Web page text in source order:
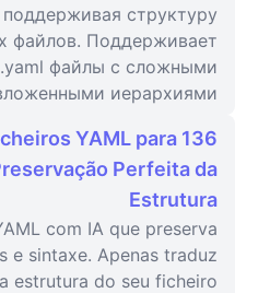
структуру
файлов. Поддерживает
файлы с сложными
иерархиями.
YAML para 136
Perfeita da
Estrutura
com IA que preserva
e sintaxe. Apenas traduz
estrutura do seu ficheiro